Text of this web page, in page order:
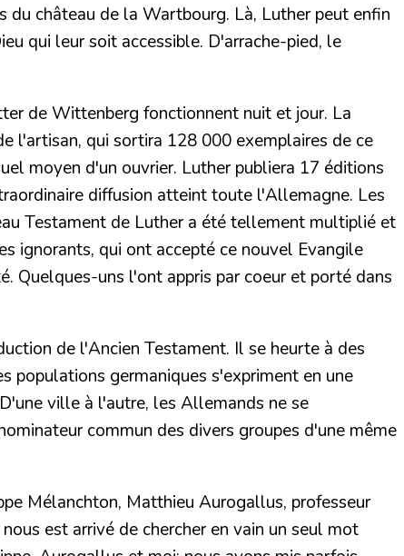
du château de la Wartbourg. Là, Luther peut enfin
qui leur soit accessible. D'arrache-pied, le
de Wittenberg fonctionnent nuit et jour. La
l'artisan, qui sortira 128 000 exemplaires de ce
moyen d'un ouvrier. Luther publiera 17 éditions
diffusion atteint toute l'Allemagne. Les
Testament de Luther a été tellement multiplié et
ignorants, qui ont accepté ce nouvel Evangile
Quelques-uns l'ont appris par coeur et porté dans
de l'Ancien Testament. Il se heurte à des
populations germaniques s'expriment en une
ville à l'autre, les Allemands ne se
commun des divers groupes d'une même
Mélanchton, Matthieu Aurogallus, professeur
est arrivé de chercher en vain un seul mot